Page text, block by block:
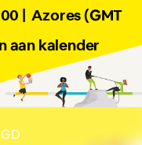
|Azores (GMT
aan kalender